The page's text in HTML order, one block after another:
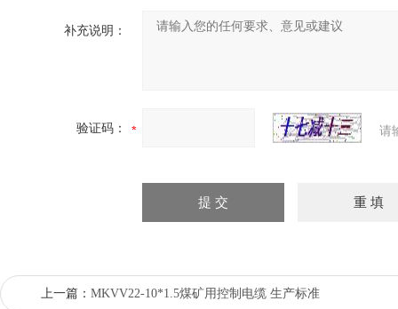
补充说明：
验证码： 请
上一篇： MKVV22-10*1.5煤矿用控制电缆 生产标准